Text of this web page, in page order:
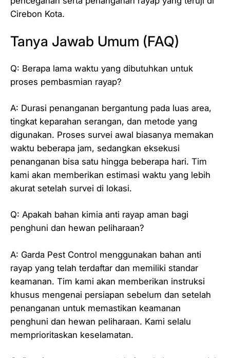
Cirebon Kota.
Tanya Jawab Umum (FAQ)
Q: Berapa lama waktu yang dibutuhkan untuk
proses pembasmian rayap?
A: Durasi penanganan bergantung pada luas area,
tingkat keparahan serangan, dan metode yang
digunakan. Proses survei awal biasanya memakan
waktu beberapa jam, sedangkan eksekusi
penanganan bisa satu hingga beberapa hari. Tim
kami akan memberikan estimasi waktu yang lebih
akurat setelah survei di lokasi.
Q: Apakah bahan kimia anti rayap aman bagi
penghuni dan hewan peliharaan?
A: Garda Pest Control menggunakan bahan anti
rayap yang telah terdaftar dan memiliki standar
keamanan. Tim kami akan memberikan instruksi
khusus mengenai persiapan sebelum dan setelah
penanganan untuk memastikan keamanan
penghuni dan hewan peliharaan. Kami selalu
memprioritaskan keselamatan.